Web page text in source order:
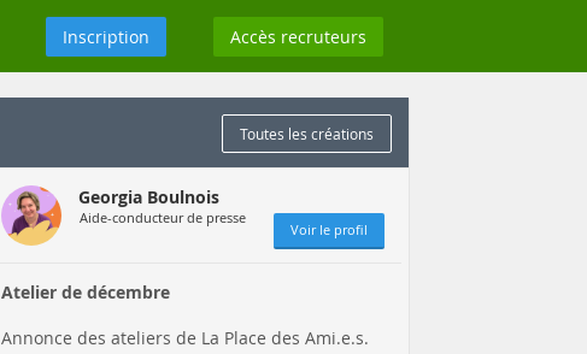
Inscription Accès recruteurs
Toutes les créations
Georgia Boulnois
Aide-conducteur de presse
Voir le profil
Atelier de décembre
Annonce des ateliers de La Place des Ami.e.s.